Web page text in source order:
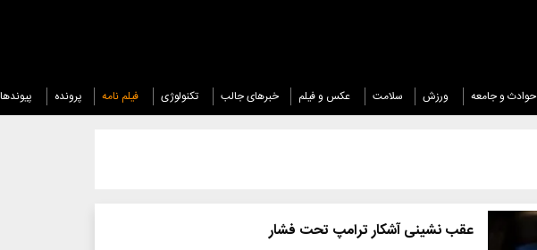
حوادث و جامعه ورزش سلامت عکس و فیلم خبرهای جالب تکنولوژی فیلم نامه پرونده پیوندها
عقب نشینی آشکار ترامپ تحت فشار